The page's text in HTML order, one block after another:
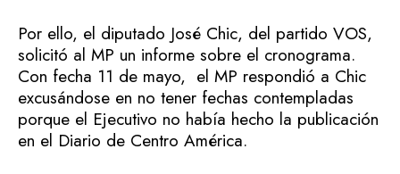
Por ello, el diputado José Chic, del partido VOS,
solicitó al MP un informe sobre el cronograma.
Con fecha 11 de mayo, el MP respondió a Chic
excusándose en no tener fechas contempladas
porque el Ejecutivo no había hecho la publicación
en el Diario de Centro América.